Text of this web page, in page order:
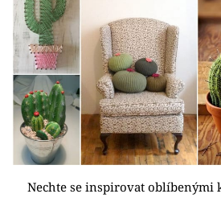
Design
Sledujte prima+
Přihlášení
Sledujte nás
Nechte se inspirovat oblíbenými